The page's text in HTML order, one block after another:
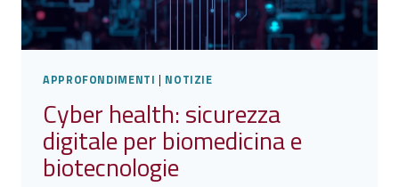
APPROFONDIMENTI | NOTIZIE
Cyber health: sicurezza
digitale per biomedicina e
biotecnologie